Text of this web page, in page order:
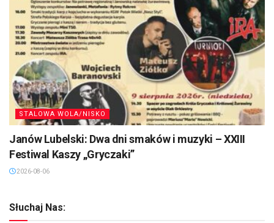
STALOWA WOLA/NISKO
Janów Lubelski: Dwa dni smaków i muzyki – XXIII
Festiwal Kaszy „Gryczaki”
2026-08-06
Słuchaj Nas: